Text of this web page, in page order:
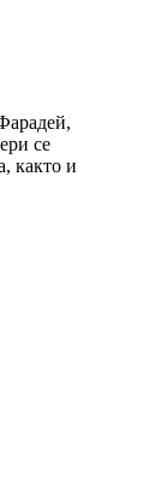
се
както и